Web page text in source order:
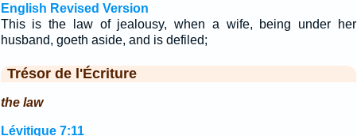
English Revised Version
This is the law of jealousy, when a wife, being under her
husband, goeth aside, and is defiled;
Trésor de l'Écriture
the law
Lévitique 7:11